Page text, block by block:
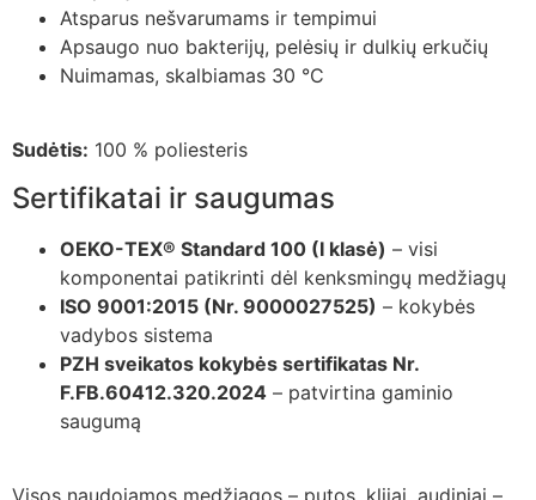
Atsparus nešvarumams ir tempimui
Apsaugo nuo bakterijų, pelėsių ir dulkių erkučių
Nuimamas, skalbiamas 30 °C
Sudėtis: 100 % poliesteris
Sertifikatai ir saugumas
OEKO-TEX® Standard 100 (I klasė) – visi
komponentai patikrinti dėl kenksmingų medžiagų
ISO 9001:2015 (Nr. 9000027525) – kokybės
vadybos sistema
PZH sveikatos kokybės sertifikatas Nr.
F.FB.60412.320.2024 – patvirtina gaminio
saugumą
Visos naudojamos medžiagos – putos, klijai, audiniai –